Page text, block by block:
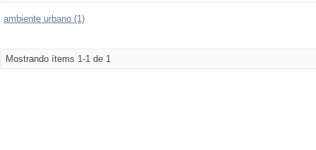
ambiente urbano (1)
Mostrando ítems 1-1 de 1